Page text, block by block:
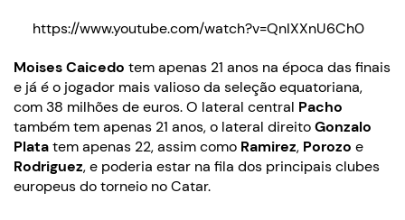
https://www.youtube.com/watch?v=QnIXXnU6Ch0
Moises Caicedo tem apenas 21 anos na época das finais
e já é o jogador mais valioso da seleção equatoriana,
com 38 milhões de euros. O lateral central Pacho
também tem apenas 21 anos, o lateral direitoGonzalo
Platatem apenas 22, assim como Ramirez, Porozo e
Rodriguez, e poderia estar na fila dos principais clubes
europeus do torneio no Catar.